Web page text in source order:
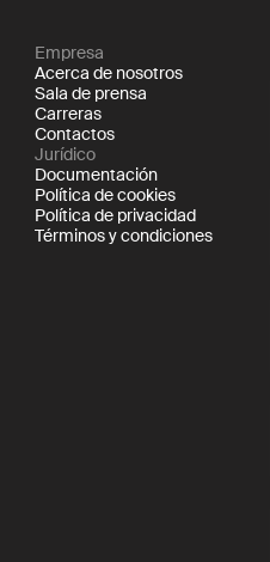
Empresa
Acerca de nosotros
Sala de prensa
Carreras
Contactos
Jurídico
Documentación
Política de cookies
Política de privacidad
Términos y condiciones